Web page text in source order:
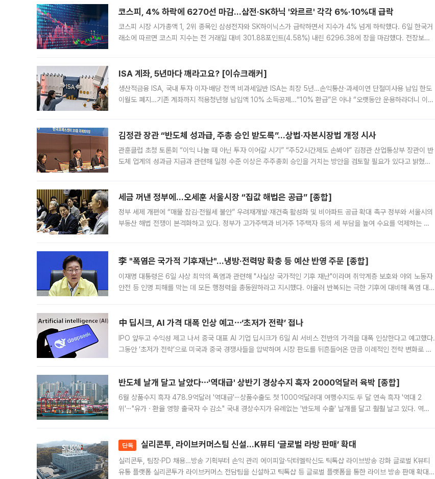
코스피, 4% 하락에 6270선 마감…삼전·SK하닉 '와르르' 각각 6%·10%대 급락
코스피 시장 시가총액 1, 2위 종목인 삼성전자와 SK하이닉스가 급락하면서 지수가 4% 넘게 하락했다. 6일 한국거
래소에 따르면 코스피 지수는 전 거래일 대비 301.88포인트(4.58%) 내린 6296.38에 장을 마감했다. 전장보다
ISA 계좌, 5년마다 깨라고요? [이슈크래커]
생산적금융 ISA, 국내 투자 이자·배당 전액 비과세일반 ISA는 최장 5년…손익통산·과세이연 단절미사용 납입 한도
이월도 폐지…기존 계좌까지 적용청년형 납입액 10% 소득공제…“10% 환급”은 아냐 “오랫동안 운용하라더니 이제
김정관 장관 “반도체 성과급, 주총 승인 받도록”…상법·자본시장법 개정 시사
관훈클럽 초청 토론회 “이익 나눌 때 아닌 투자 이어갈 시기” “주52시간제도 손봐야” 김정관 산업통상부 장관이 반
도체 업계의 성과급 지급과 관련해 일정 수준 이상은 주주총회 승인을 거치는 방안을 검토할 필요가 있다고 밝혔다.
세금 꺼낸 정부에…오세훈 서울시장 “집값 해법은 공급” [종합]
정부 세제 개편에 “매물 잠김·전월세 불안” 우려재개발·재건축 활성화 및 비아파트 공급 확대 촉구 정부와 서울시의
부동산 해법 전쟁이 본격화하고 있다. 정부가 고가주택과 비거주 1주택자 등의 세 부담을 높여 수요를 억제하는 카
李 "폭염은 국가적 기후재난"…냉방·전력망 확충 등 예산 반영 주문 [종합]
이재명 대통령은 6일 사상 최악의 폭염과 관련해 "사실상 국가적인 기후 재난"이라며 취약계층 보호와 야외 노동자
안전 등 인명 피해를 막는 데 모든 행정력을 총동원하라고 지시했다. 아울러 반복되는 극한 기후에 대비해 폭염 대응
中 딥시크, AI 가격 대폭 인상 예고⋯‘초저가 전략’ 접나
IPO 앞두고 수익성 제고 나서 중국 대표 AI 기업 딥시크가 6일 AI 서비스 전반의 가격을 대폭 인상한다고 예고했다.
그동안 ‘초저가 전략’으로 미국과 중국 경쟁사들을 압박하며 시장 판도를 뒤흔들어온 만큼 이례적인 전략 변화로 평
반도체 날개 달고 날았다⋯'역대급' 상반기 경상수지 흑자 2000억달러 육박 [종합]
6월 상품수지 흑자 478.9억달러 '역대급'⋯상품수출도 첫 1000억달러대 여행수지도 두 달 연속 흑자 '역대 2
위'⋯"유가ㆍ환율 영향 출국자 수 감소" 국내 경상수지가 유례없는 '반도체 수출' 날개를 달고 훨훨 날고 있다. 역대
단독 실리콘투, 라이브커머스팀 신설…K뷰티 ‘글로벌 라방 판매’ 확대
실리콘투, 팀장·PD 채용…방송 기획부터 손익 관리 에이피알·닥터멜락신도 틱톡샵 라이브방송 강화 글로벌 K뷰티
유통 플랫폼 실리콘투가 라이브커머스 전담팀을 신설하고 틱톡샵 등 글로벌 플랫폼을 통한 라이브 방송 판매 확대에